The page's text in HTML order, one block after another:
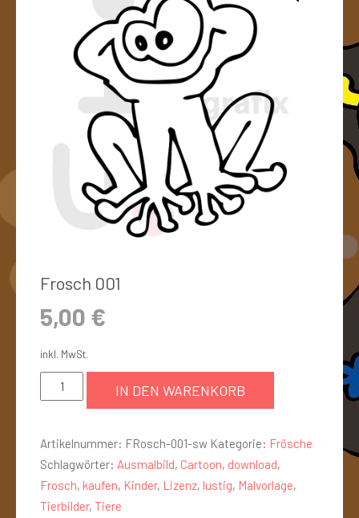
Frosch 001
5,00 €
inkl. MwSt.
IN DEN WARENKORB
Artikelnummer: FRosch-001-sw Kategorie: Frösche
Schlagwörter: Ausmalbild, Cartoon, download,
Frosch, kaufen, Kinder, Lizenz, lustig, Malvorlage,
Tierbilder, Tiere